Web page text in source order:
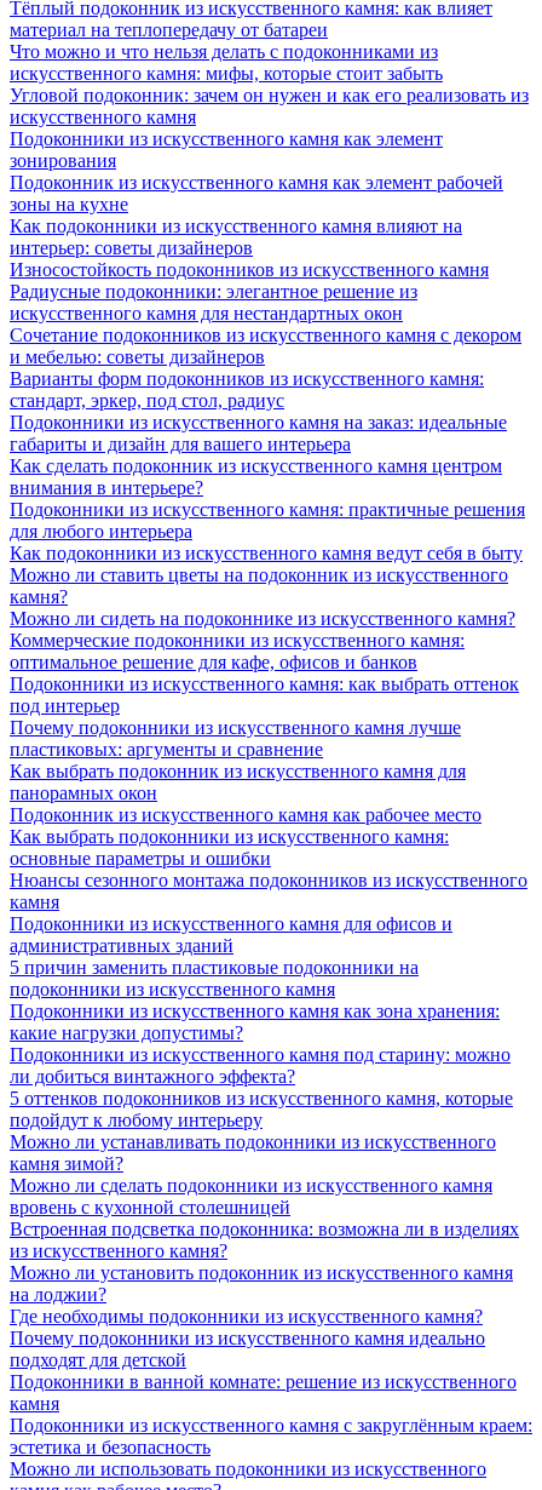
Тёплый подоконник из искусственного камня: как влияет
материал на теплопередачу от батареи
Что можно и что нельзя делать с подоконниками из
искусственного камня: мифы, которые стоит забыть
Угловой подоконник: зачем он нужен и как его реализовать из
искусственного камня
Подоконники из искусственного камня как элемент
зонирования
Подоконник из искусственного камня как элемент рабочей
зоны на кухне
Как подоконники из искусственного камня влияют на
интерьер: советы дизайнеров
Износостойкость подоконников из искусственного камня
Радиусные подоконники: элегантное решение из
искусственного камня для нестандартных окон
Сочетание подоконников из искусственного камня с декором
и мебелью: советы дизайнеров
Варианты форм подоконников из искусственного камня:
стандарт, эркер, под стол, радиус
Подоконники из искусственного камня на заказ: идеальные
габариты и дизайн для вашего интерьера
Как сделать подоконник из искусственного камня центром
внимания в интерьере?
Подоконники из искусственного камня: практичные решения
для любого интерьера
Как подоконники из искусственного камня ведут себя в быту
Можно ли ставить цветы на подоконник из искусственного
камня?
Можно ли сидеть на подоконнике из искусственного камня?
Коммерческие подоконники из искусственного камня:
оптимальное решение для кафе, офисов и банков
Подоконники из искусственного камня: как выбрать оттенок
под интерьер
Почему подоконники из искусственного камня лучше
пластиковых: аргументы и сравнение
Как выбрать подоконник из искусственного камня для
панорамных окон
Подоконник из искусственного камня как рабочее место
Как выбрать подоконники из искусственного камня:
основные параметры и ошибки
Нюансы сезонного монтажа подоконников из искусственного
камня
Подоконники из искусственного камня для офисов и
административных зданий
5 причин заменить пластиковые подоконники на
подоконники из искусственного камня
Подоконники из искусственного камня как зона хранения:
какие нагрузки допустимы?
Подоконники из искусственного камня под старину: можно
ли добиться винтажного эффекта?
5 оттенков подоконников из искусственного камня, которые
подойдут к любому интерьеру
Можно ли устанавливать подоконники из искусственного
камня зимой?
Можно ли сделать подоконники из искусственного камня
вровень с кухонной столешницей
Встроенная подсветка подоконника: возможна ли в изделиях
из искусственного камня?
Можно ли установить подоконник из искусственного камня
на лоджии?
Где необходимы подоконники из искусственного камня?
Почему подоконники из искусственного камня идеально
подходят для детской
Подоконники в ванной комнате: решение из искусственного
камня
Подоконники из искусственного камня с закруглённым краем:
эстетика и безопасность
Можно ли использовать подоконники из искусственного